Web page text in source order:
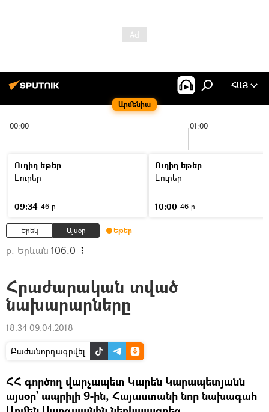
Արմենիա
ՀԱՅ
00:00 01:00
Ուղիղ եթեր
Լուրեր
09:34 46 ր
Ուղիղ եթեր
Լուրեր
10:00 46 ր
Երեկ Այսօր Եթեր
ք. Երևան 106.0
Հրաժարական տված
նախարարները
18:34 09.04.2018
Բաժանորդագրվել
ՀՀ գործող վարչապետ Կարեն Կարապետյանն
այսօր` ապրիլի 9-ին, Հայաստանի նոր նախագահ